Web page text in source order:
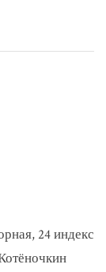
24 индекс